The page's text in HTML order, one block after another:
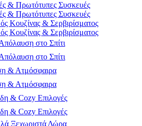
& Πρωτότυπες Συσκευές
& Πρωτότυπες Συσκευές
Κουζίνας & Σερβιρίσματος
Κουζίνας & Σερβιρίσματος
στο Σπίτι
στο Σπίτι
& Ατμόσφαιρα
& Ατμόσφαιρα
& Cozy Επιλογές
& Cozy Επιλογές
Ξεχωριστά Δώρα